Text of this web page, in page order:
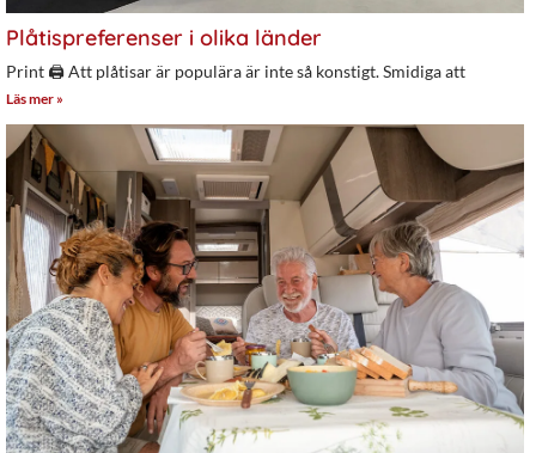
Plåtispreferenser i olika länder
Print 🖨 Att plåtisar är populära är inte så konstigt. Smidiga att
Läs mer »